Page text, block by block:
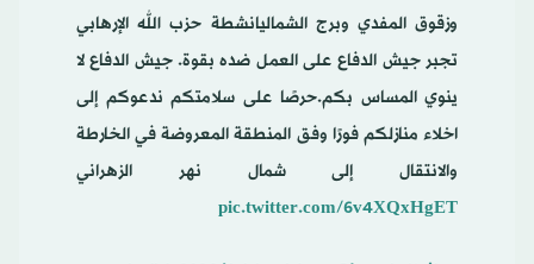
وزقوق المفدي وبرج الشماليانشطة حزب الله الإرهابي
تجبر جيش الدفاع على العمل ضده بقوة. جيش الدفاع لا
ينوي المساس بكم.حرصًا على سلامتكم ندعوكم إلى
اخلاء منازلكم فورًا وفق المنطقة المعروضة في الخارطة
والانتقال إلى شمال نهر الزهراني
pic.twitter.com/6v4XQxHgET